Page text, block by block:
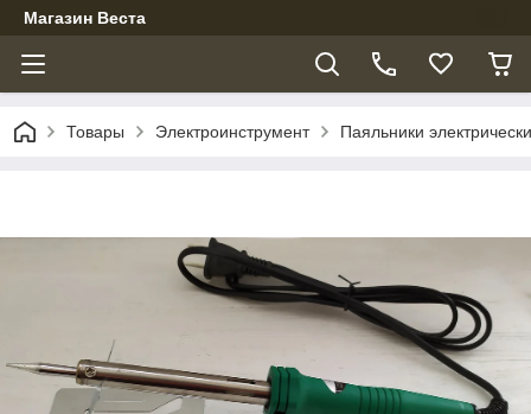
Магазин Веста
Товары Электроинструмент Паяльники